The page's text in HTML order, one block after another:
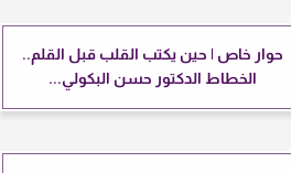
حوار خاص | حين يكتب القلب قبل القلم..
الخطاط الدكتور حسن البكولي...